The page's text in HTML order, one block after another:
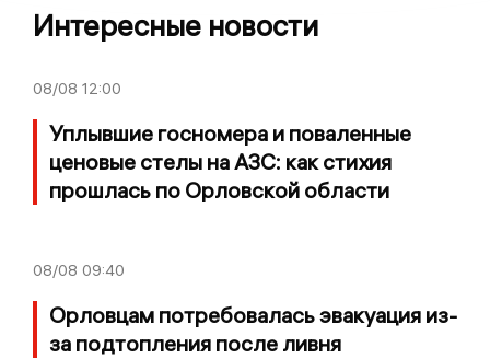
Интересные новости
08/08 12:00
Уплывшие госномера и поваленные
ценовые стелы на АЗС: как стихия
прошлась по Орловской области
08/08 09:40
Орловцам потребовалась эвакуация из-
за подтопления после ливня